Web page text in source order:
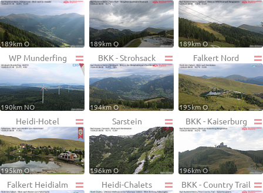
189km O 189km O 189km O
WP Munderfing
190km NO
BKK - Strohsack
194km O
Falkert Nord
195km O
Heidi-Hotel
195km O
Sarstein
196km O
BKK - Kaiserburg
196km O
Falkert Heidialm Heidi-Chalets BKK - Country Trail